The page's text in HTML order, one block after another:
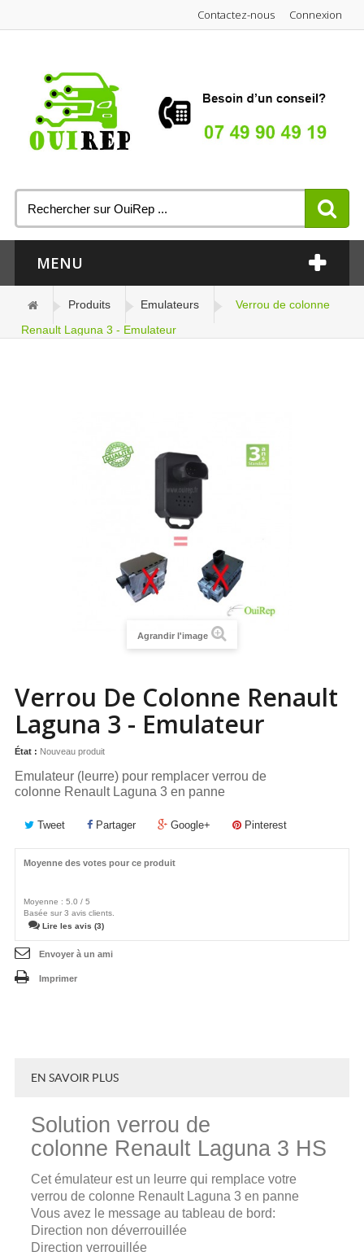
Connexion
Contactez-nous
MENU
Produits Emulateurs
Verrou de colonne
Renault Laguna 3 - Emulateur
Agrandir l'image
Verrou De Colonne Renault
Laguna 3 - Emulateur
État : Nouveau produit
Emulateur (leurre) pour remplacer verrou de
colonne Renault Laguna 3 en panne
Tweet Partager Google+ Pinterest
Moyenne des votes pour ce produit
Moyenne : 5.0 / 5
Basée sur 3 avis clients.
Lire les avis (3)
Envoyer à un ami
Imprimer
EN SAVOIR PLUS
Solution verrou de
colonne Renault Laguna 3 HS
Cet émulateur est un leurre qui remplace votre
verrou de colonne Renault Laguna 3 en panne
Vous avez le message au tableau de bord:
Direction non déverrouillée
Direction verrouillée